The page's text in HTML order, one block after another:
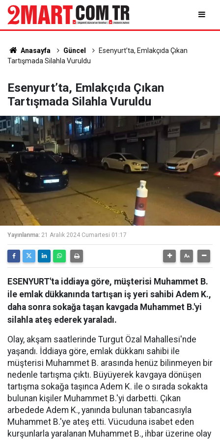
Anasayfa Güncel
Esenyurt’ta, Emlakçıda Çıkan
Tartışmada Silahla Vuruldu
Esenyurt’ta, Emlakçıda Çıkan
Tartışmada Silahla Vuruldu
Yayınlanma: 21 Aralık 2024 Cumartesi 01:17
ESENYURT'ta iddiaya göre, müşterisi Muhammet B.
ile emlak dükkanında tartışan iş yeri sahibi Adem K.,
daha sonra sokağa taşan kavgada Muhammet B.'yi
silahla ateş ederek yaraladı.
Olay, akşam saatlerinde Turgut Özal Mahallesi'nde
yaşandı. İddiaya göre, emlak dükkanı sahibi ile
müşterisi Muhammet B. arasında henüz bilinmeyen bir
nedenle tartışma çıktı. Büyüyerek kavgaya dönüşen
tartışma sokağa taşınca Adem K. ile o sırada sokakta
bulunan kişiler Muhammet B.'yi darbetti. Çıkan
arbedede Adem K., yanında bulunan tabancasıyla
Muhammet B.'ye ateş etti. Vücuduna isabet eden
kurşunlarla yaralanan Muhammet B., ihbar üzerine olay